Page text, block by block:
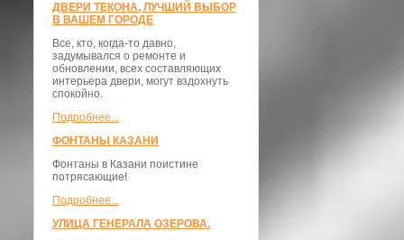
ДВЕРИ ТЕКОНА, ЛУЧШИЙ ВЫБОР
В ВАШЕМ ГОРОДЕ
Все, кто, когда-то давно,
задумывался о ремонте и
обновлении, всех составляющих
интерьера двери, могут вздохнуть
спокойно.
Подробнее...
ФОНТАНЫ КАЗАНИ
Фонтаны в Казани поистине
потрясающие!
Подробнее...
УЛИЦА ГЕНЕРАЛА ОЗЕРОВА.